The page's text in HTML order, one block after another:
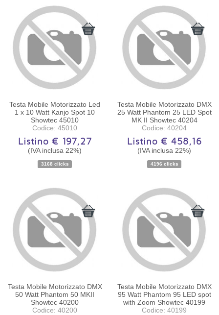
Disponibilità:Ordinabile
Testa Mobile Motorizzato Led
1 x 10 Watt Kanjo Spot 10
Showtec 45010
Codice: 45010
Listino € 197,27
(IVA inclusa 22%)
3168 clicks
Disponibilità:Ordinabile
Testa Mobile Motorizzato DMX
25 Watt Phantom 25 LED Spot
MK II Showtec 40204
Codice: 40204
Listino € 458,16
(IVA inclusa 22%)
4196 clicks
Testa Mobile Motorizzato DMX
50 Watt Phantom 50 MKII
Showtec 40200
Codice: 40200
Testa Mobile Motorizzato DMX
95 Watt Phantom 95 LED spot
with Zoom Showtec 40199
Codice: 40199